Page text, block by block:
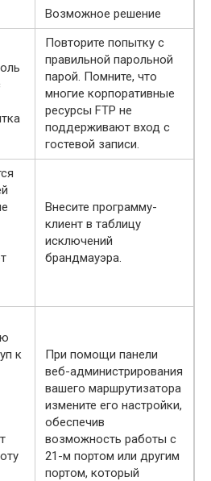
Возможное решение
Повторите попытку с
правильной парольной
парой. Помните, что
многие корпоративные
ресурсы FTP не
поддерживают вход с
гостевой записи.
Внесите программу-
клиент в таблицу
исключений
брандмауэра.
к
При помощи панели
веб-администрирования
вашего маршрутизатора
измените его настройки,
обеспечив
возможность работы с
21-м портом или другим
портом, который